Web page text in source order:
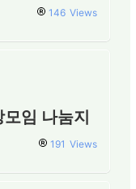
146 Views
임 나눔지
191 Views